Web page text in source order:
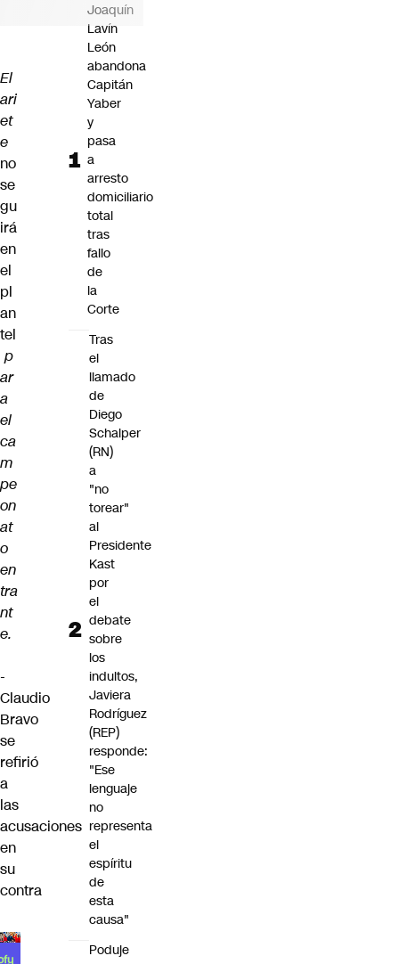
El
ari
et
e
no
se
gu
irá
en
el
pl
an
tel
p
ar
a
el
ca
m
pe
on
at
o
en
tra
nt
e.
-
Claudio
Bravo
se
refirió
a
las
acusaciones
en
su
contra
Joaquín
Lavín
León
abandona
Capitán
Yaber
y
pasa
a
arresto
domiciliario
total
tras
fallo
de
la
Corte
Tras
el
llamado
de
Diego
Schalper
(RN)
a
"no
torear"
al
Presidente
Kast
por
el
debate
sobre
los
indultos,
Javiera
Rodríguez
(REP)
responde:
"Ese
lenguaje
no
representa
el
espíritu
de
esta
causa"
Poduje